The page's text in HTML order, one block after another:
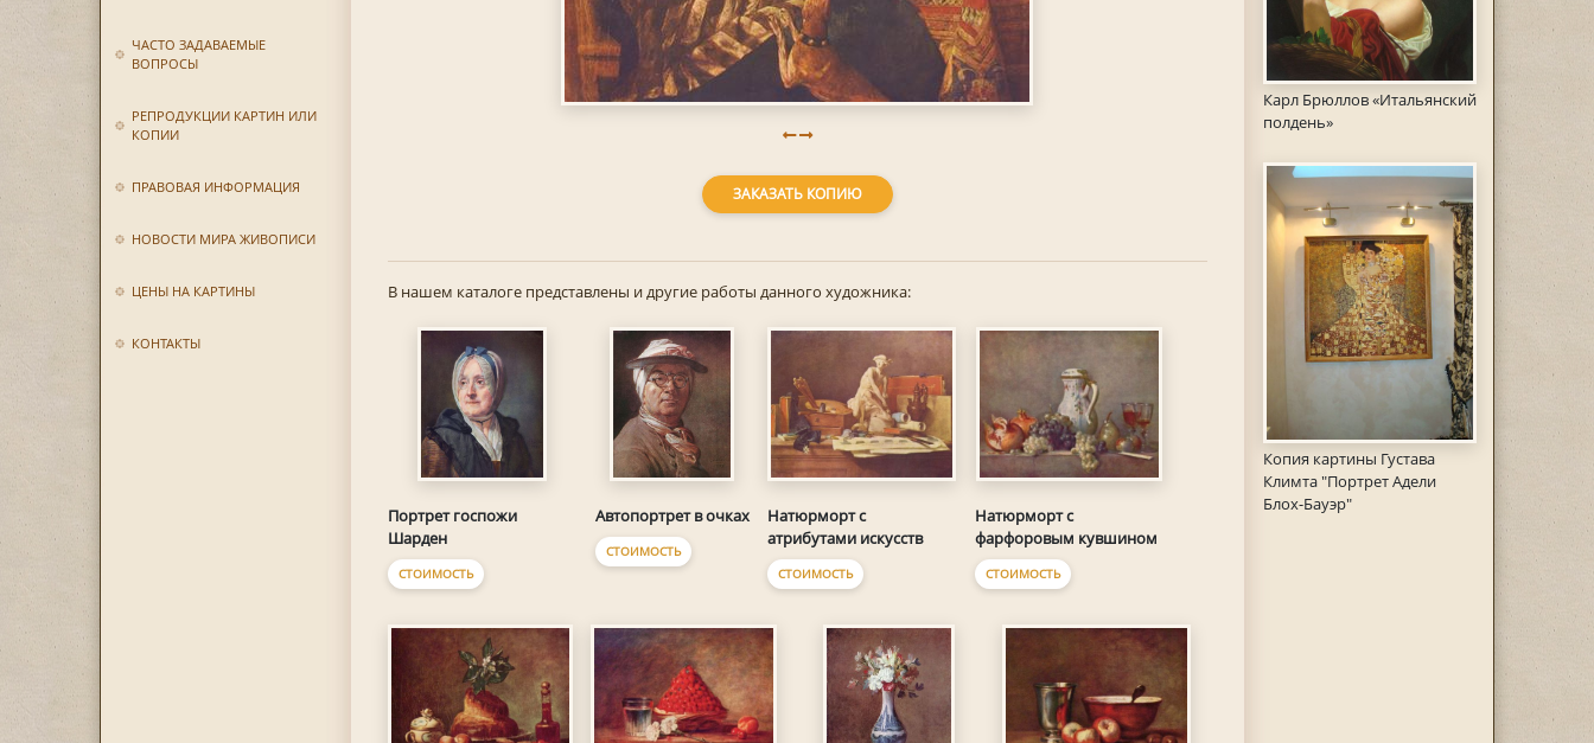
ЧАСТО ЗАДАВАЕМЫЕ
ВОПРОСЫ
РЕПРОДУКЦИИ КАРТИН ИЛИ
КОПИИ
ПРАВОВАЯ ИНФОРМАЦИЯ
НОВОСТИ МИРА ЖИВОПИСИ
ЦЕНЫ НА КАРТИНЫ
КОНТАКТЫ
Карл Брюллов «Итальянский
полдень»
Копия картины Густава
Климта "Портрет Адели
Блох-Бауэр"
ЗАКАЗАТЬ КОПИЮ
В нашем каталоге представлены и другие работы данного художника:
Портрет госпожи
Шарден
СТОИМОСТЬ
Автопортрет в очках
СТОИМОСТЬ
Натюрморт с
атрибутами искусств
СТОИМОСТЬ
Натюрморт с
фарфоровым кувшином
СТОИМОСТЬ